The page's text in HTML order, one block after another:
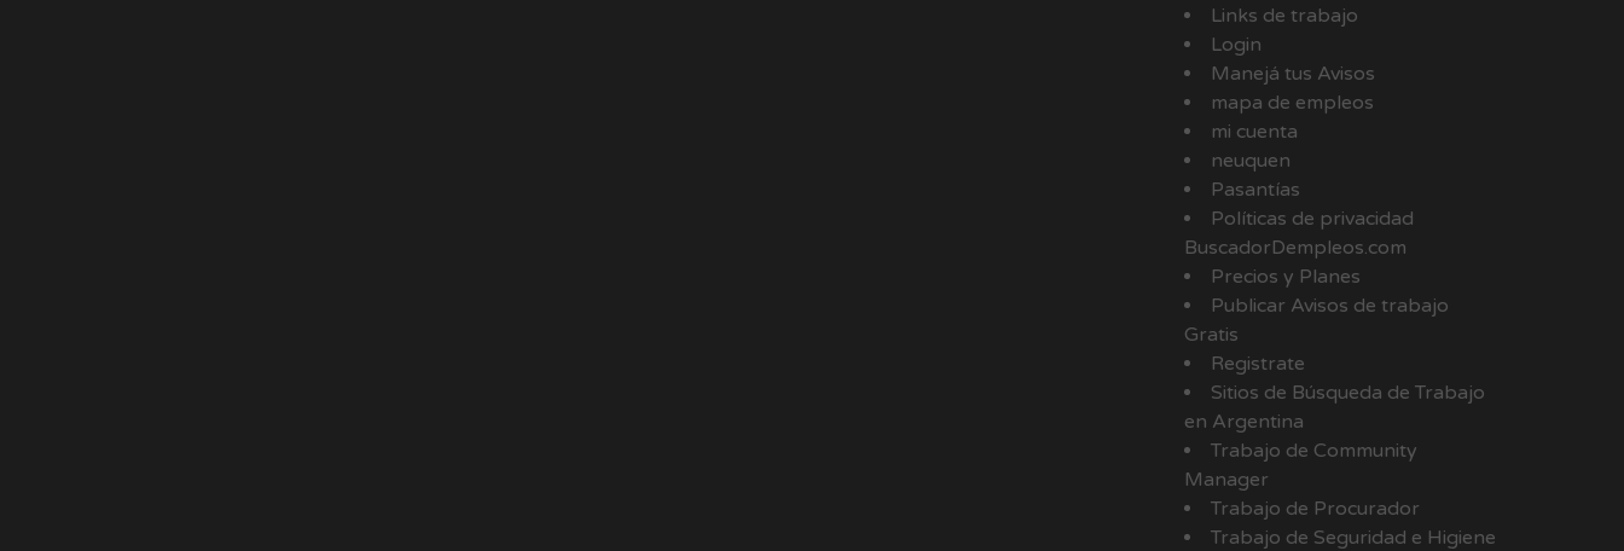
Links de trabajo
Login
Manejá tus Avisos
mapa de empleos
mi cuenta
neuquen
Pasantías
Políticas de privacidad
BuscadorDempleos.com
Precios y Planes
Publicar Avisos de trabajo
Gratis
Registrate
Sitios de Búsqueda de Trabajo
en Argentina
Trabajo de Community
Manager
Trabajo de Procurador
Trabajo de Seguridad e Higiene